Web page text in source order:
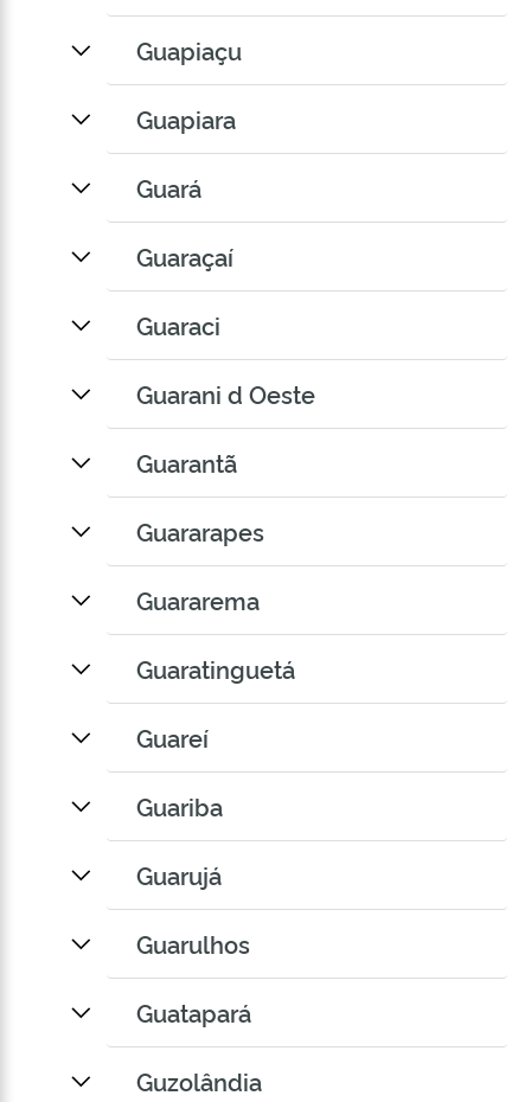
Guapiaçu
Guapiara
Guará
Guaraçaí
Guaraci
Guarani d Oeste
Guarantã
Guararapes
Guararema
Guaratinguetá
Guareí
Guariba
Guarujá
Guarulhos
Guatapará
Guzolândia